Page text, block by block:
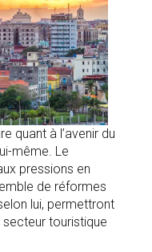
quant à l’avenir du
même. Le
pressions en
de réformes
lui, permettront
touristique